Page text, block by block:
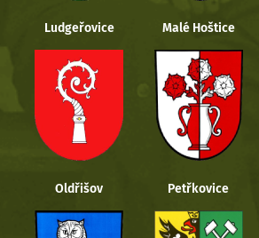
Ludgeřovice Malé Hoštice
Oldřišov Petřkovice